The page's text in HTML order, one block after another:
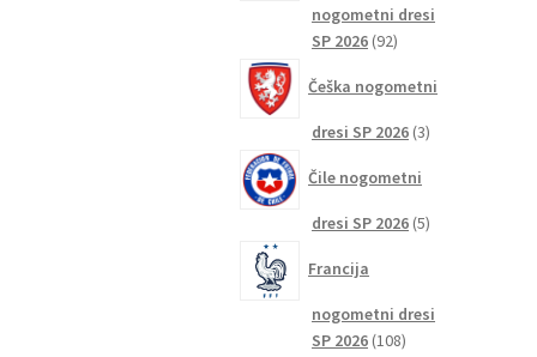
nogometni dresi
SP 2026 9292
Češka nogometni
dresi SP 2026 33
Čile nogometni
dresi SP 2026 55
Francija
nogometni dresi
SP 2026 108108